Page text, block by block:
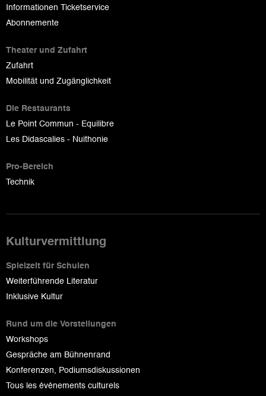
Informationen Ticketservice
Abonnemente
Theater und Zufahrt
Zufahrt
Mobilität und Zugänglichkeit
Die Restaurants
Le Point Commun - Equilibre
Les Didascalies - Nuithonie
Pro-Bereich
Technik
Kulturvermittlung
Spielzeit für Schulen
Weiterführende Literatur
Inklusive Kultur
Rund um die Vorstellungen
Workshops
Gespräche am Bühnenrand
Konferenzen, Podiumsdiskussionen
Tous les événements culturels